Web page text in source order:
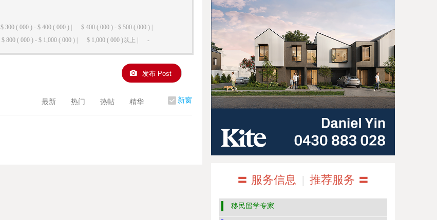
$ 300 ( 000 ) - $ 400 ( 000 ) |
$ 400 ( 000 ) - $ 500 ( 000 ) |
$ 800 ( 000 ) - $ 1,000 ( 000 ) | $ 1,000 ( 000 )以上 | -
发布 Post
新窗
最新 热门 热帖 精华
〓 服务信息 | 推荐服务 〓
移民留学专家